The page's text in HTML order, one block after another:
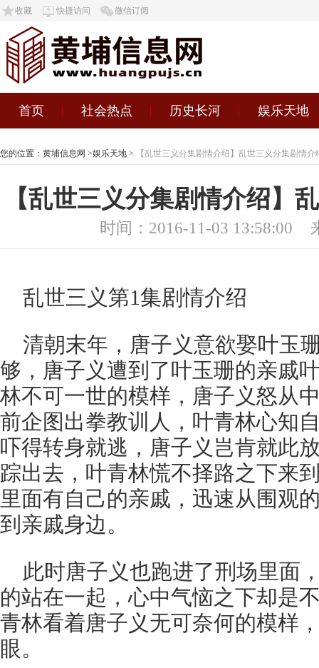
收藏 快捷访问 微信订阅
首页 社会热点 历史长河 娱乐天地
您的位置： 黄埔信息网 >娱乐天地 > 【乱世三义分集剧情介绍】乱世三义分集剧情介
【乱世三义分集剧情介绍】
时间：2016-11-03 13:58:00
乱世三义第1集剧情介绍
清朝末年，唐子义意欲娶叶玉
够，唐子义遭到了叶玉珊的亲戚
林不可一世的模样，唐子义怒从
前企图出拳教训人，叶青林心知
吓得转身就逃，唐子义岂肯就此
踪出去，叶青林慌不择路之下来
里面有自己的亲戚，迅速从围观
到亲戚身边。
此时唐子义也跑进了刑场里面
的站在一起，心中气恼之下却是
青林看着唐子义无可奈何的模样
眼。